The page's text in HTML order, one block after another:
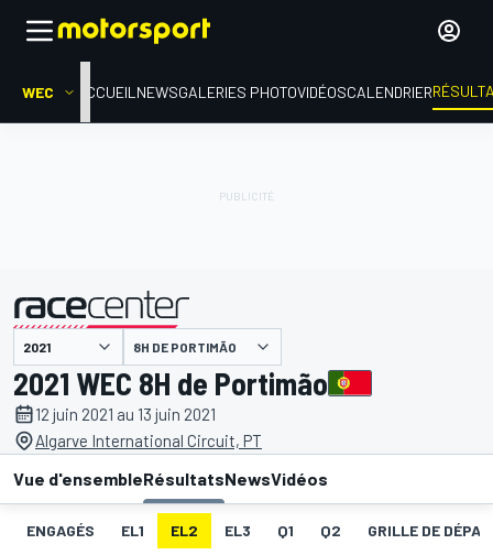
WEC ACCUEIL NEWSGALERIES PHOTOVIDÉOSCALENDRIER
présenté par 8H DE PORTIMÃO
2021 WEC 8H de Portimão
12 juin 2021 au 13 juin 2021
Algarve International Circuit, PT
Vue d'ensembleRésultatsNewsVidéos
ENGAGÉS EL1 EL2 EL3 Q1 Q2 GRILLE DE